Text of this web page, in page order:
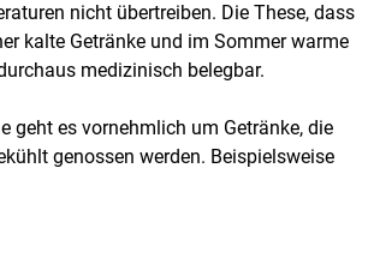
nicht übertreiben. Die These, dass
kalte Getränke und im Sommer warme
medizinisch belegbar.
geht es vornehmlich um Getränke, die
genossen werden. Beispielsweise